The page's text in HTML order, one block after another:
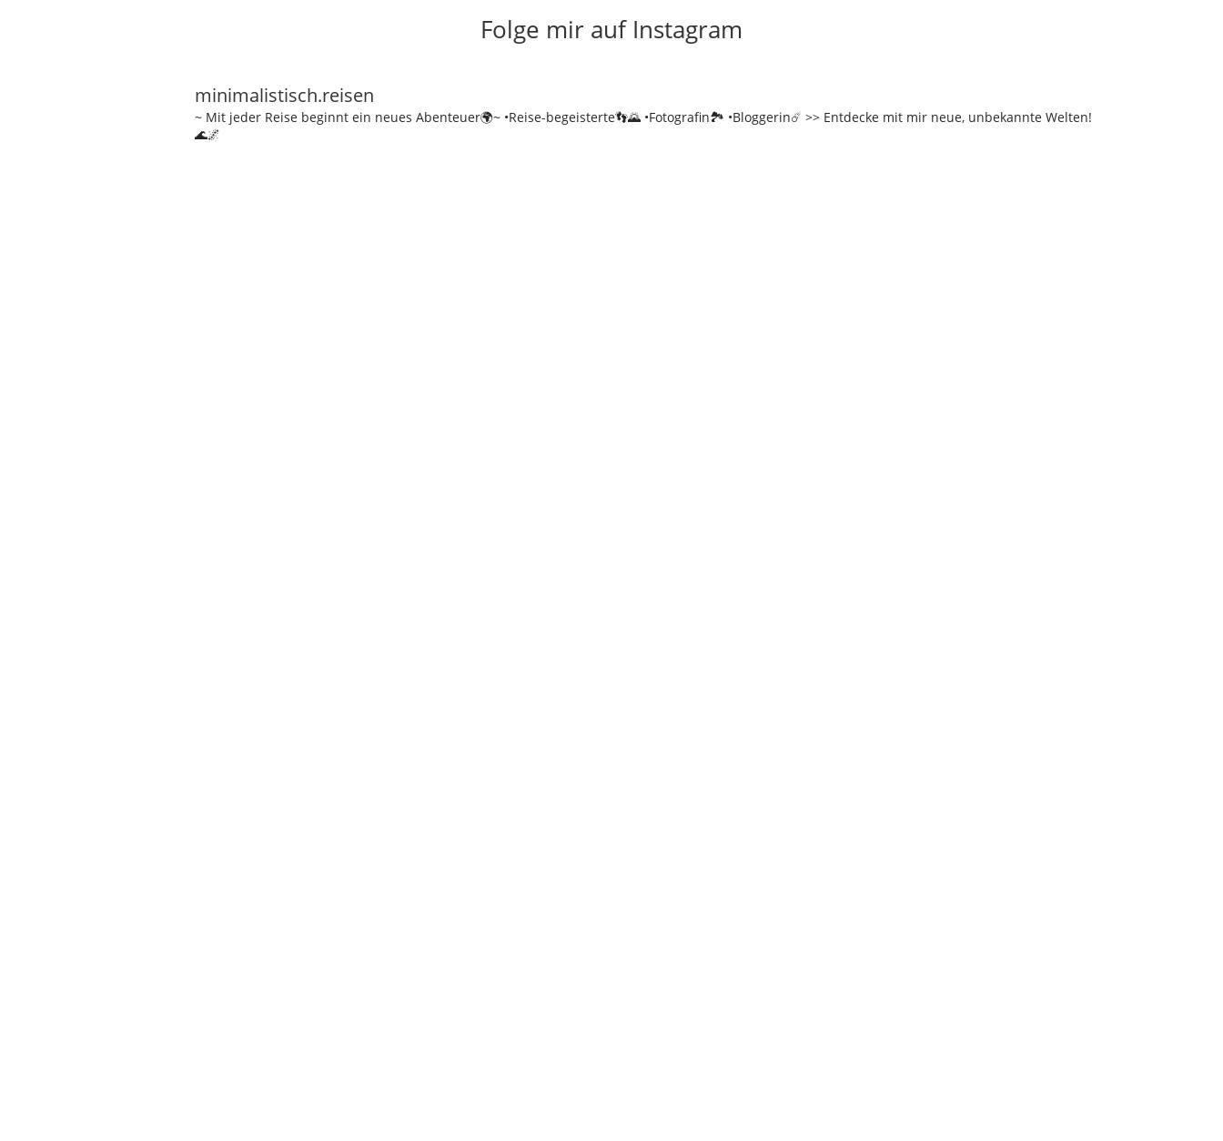
Folge mir auf Instagram
minimalistisch.reisen
~ Mit jeder Reise beginnt ein neues Abenteuer🌍~ •Reise-begeisterte👣🌄 •Fotografin🏞️ •Bloggerin☄️ >> Entdecke mit mir neue, unbekannte Welten!
🌊🌌